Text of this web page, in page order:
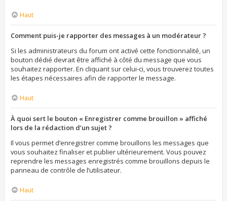
Haut
Comment puis-je rapporter des messages à un modérateur ?
Si les administrateurs du forum ont activé cette fonctionnalité, un
bouton dédié devrait être affiché à côté du message que vous
souhaitez rapporter. En cliquant sur celui-ci, vous trouverez toutes
les étapes nécessaires afin de rapporter le message.
Haut
À quoi sert le bouton « Enregistrer comme brouillon » affiché
lors de la rédaction d’un sujet ?
Il vous permet d’enregistrer comme brouillons les messages que
vous souhaitez finaliser et publier ultérieurement. Vous pouvez
reprendre les messages enregistrés comme brouillons depuis le
panneau de contrôle de l’utilisateur.
Haut